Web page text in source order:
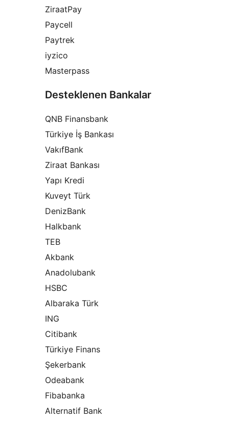
ZiraatPay
Paycell
Paytrek
iyzico
Masterpass
Desteklenen Bankalar
QNB Finansbank
Türkiye İş Bankası
VakıfBank
Ziraat Bankası
Yapı Kredi
Kuveyt Türk
DenizBank
Halkbank
TEB
Akbank
Anadolubank
HSBC
Albaraka Türk
ING
Citibank
Türkiye Finans
Şekerbank
Odeabank
Fibabanka
Alternatif Bank